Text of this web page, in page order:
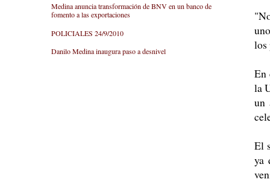
los
En
la
un
El
ya
Medina anuncia transformación de BNV en un banco de
fomento a las exportaciones
POLICIALES 24/9/2010
Danilo Medina inaugura paso a desnivel